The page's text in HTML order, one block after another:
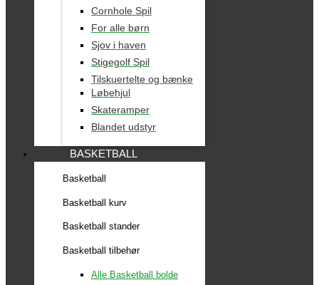
Cornhole Spil
For alle børn
Sjov i haven
Stigegolf Spil
Tilskuertelte og bænke
Løbehjul
Skateramper
Blandet udstyr
BASKETBALL
Basketball
Basketball kurv
Basketball stander
Basketball tilbehør
Alle Basketball bolde